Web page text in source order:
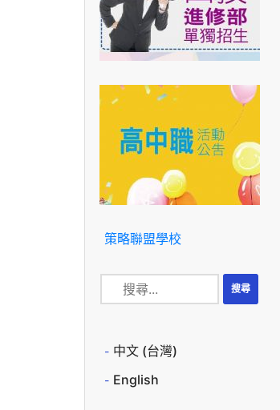
策略聯盟學校
中文 (台灣)
English